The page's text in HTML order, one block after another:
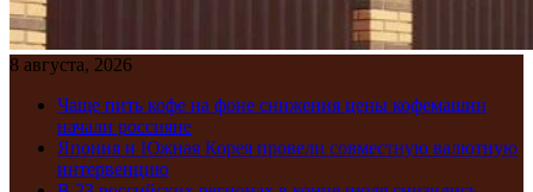
8 августа, 2026
Чаще пить кофе на фоне снижения цены кофемашин
начали россияне
Япония и Южная Корея провели совместную валютную
интервенцию